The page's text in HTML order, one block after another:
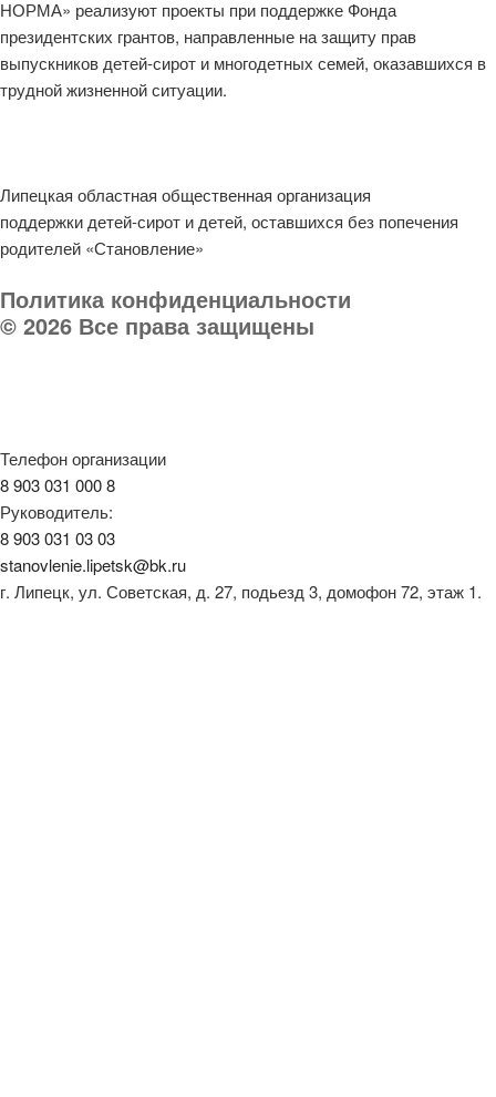
НОРМА» реализуют проекты при поддержке Фонда
президентских грантов, направленные на защиту прав
выпускников детей-сирот и многодетных семей, оказавшихся в
трудной жизненной ситуации.
Липецкая областная общественная организация
поддержки детей-сирот и детей, оставшихся без попечения
родителей «Становление»
Политика конфиденциальности
© 2026 Все права защищены
Телефон организации
8 903 031 000 8
Руководитель:
8 903 031 03 03
stanovlenie.lipetsk@bk.ru
г. Липецк, ул. Советская, д. 27, подьезд 3, домофон 72, этаж 1.